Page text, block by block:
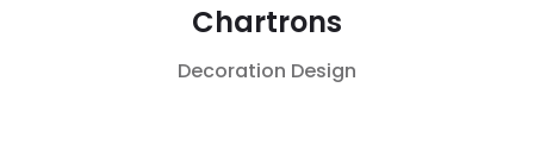
Chartrons
Decoration Design